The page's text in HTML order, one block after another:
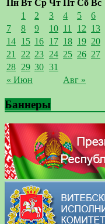
Пн Вт Ср Чт Пт Сб Вс
« Июн Авг »
1 2 3 4 5
6
7
8 9 10 11 12 13
14 15 16 17 18 19 20
21 22 23 24 25 26 27
28 29 30 31
Баннеры